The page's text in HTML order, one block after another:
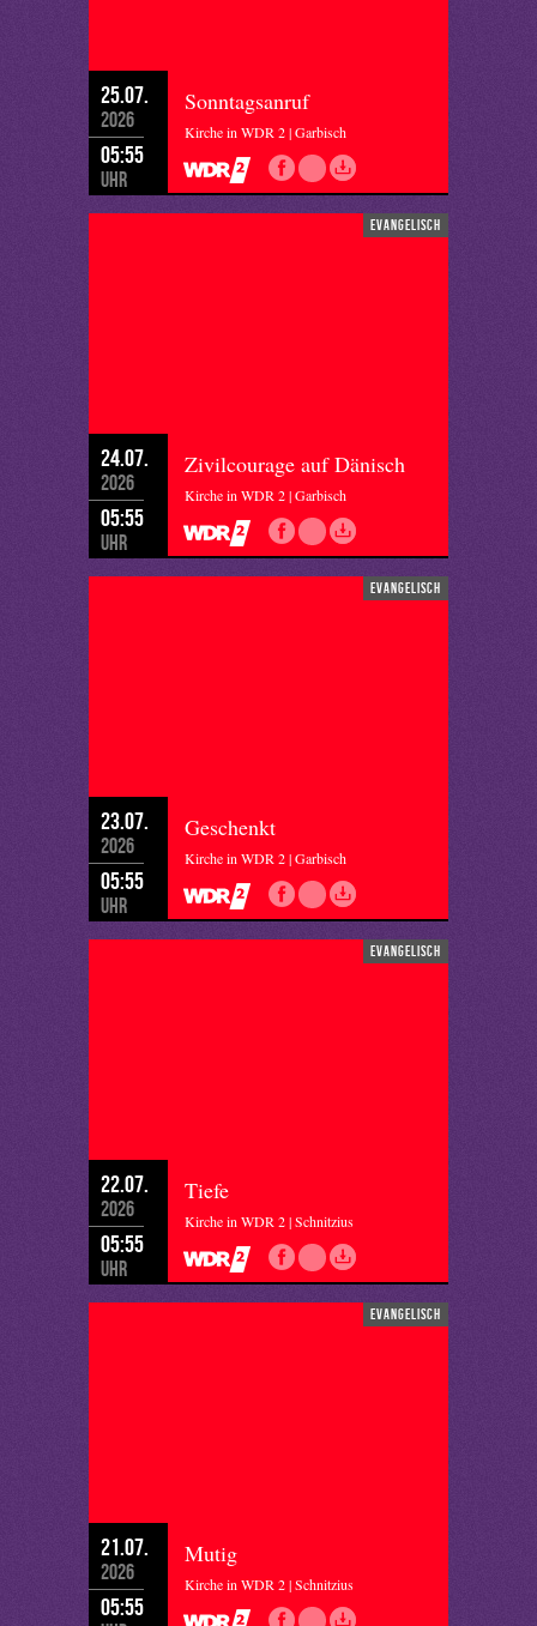
25.07.
2026
05:55
Uhr
Sonntagsanruf
Kirche in WDR 2 | Garbisch
evangelisch
24.07.
2026
05:55
Uhr
Zivilcourage auf Dänisch
Kirche in WDR 2 | Garbisch
evangelisch
23.07.
2026
05:55
Uhr
Geschenkt
Kirche in WDR 2 | Garbisch
evangelisch
22.07.
2026
05:55
Uhr
Tiefe
Kirche in WDR 2 | Schnitzius
evangelisch
21.07.
2026
05:55
Mutig
Kirche in WDR 2 | Schnitzius